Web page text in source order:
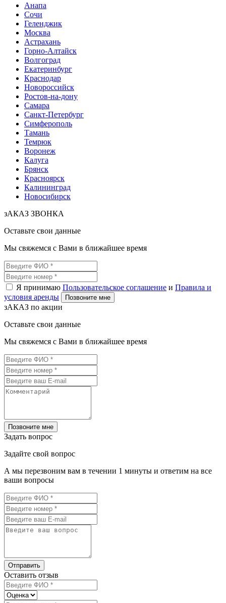
Анапа
Сочи
Геленджик
Москва
Астрахань
Горно-Алтайск
Волгоград
Екатеринбург
Краснодар
Новороссийск
Ростов-на-дону
Самара
Санкт-Петербург
Симферополь
Тамань
Темрюк
Воронеж
Калуга
Брянск
Красноярск
Калининград
Новосибирск
зАКАЗ ЗВОНКА
Оставьте свои данные
Мы свяжемся с Вами в ближайшее время
Я принимаю Пользовательское соглашение и Правила и
условия аренды
Позвоните мне
зАКАЗ по акции
Оставьте свои данные
Мы свяжемся с Вами в ближайшее время
Позвоните мне
Задать вопрос
Задайте свой вопрос
А мы перезвоним вам в течении 1 минуты и ответим на все
ваши вопросы
Отправить
Оставить отзыв